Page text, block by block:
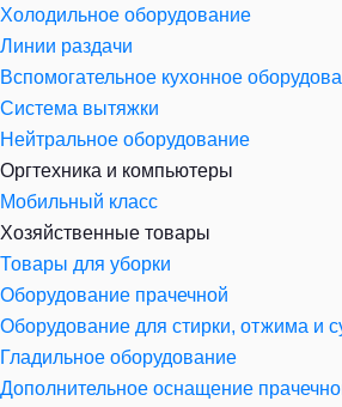
Холодильное оборудование
Линии раздачи
Вспомогательное кухонное
Система вытяжки
Нейтральное оборудование
Оргтехника и компьютеры
Мобильный класс
Хозяйственные товары
Товары для уборки
Оборудование прачечной
Оборудование для стирки, отжима и
Гладильное оборудование
Дополнительное оснащение